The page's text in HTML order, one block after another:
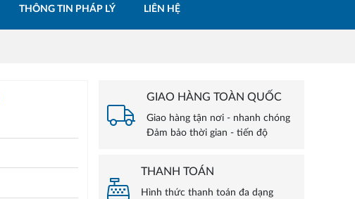
THÔNG TIN PHÁP LÝ LIÊN HỆ
GIAO HÀNG TOÀN QUỐC
Giao hàng tận nơi - nhanh chóng
Đảm bảo thời gian - tiến độ
THANH TOÁN
Hình thức thanh toán đa dạng